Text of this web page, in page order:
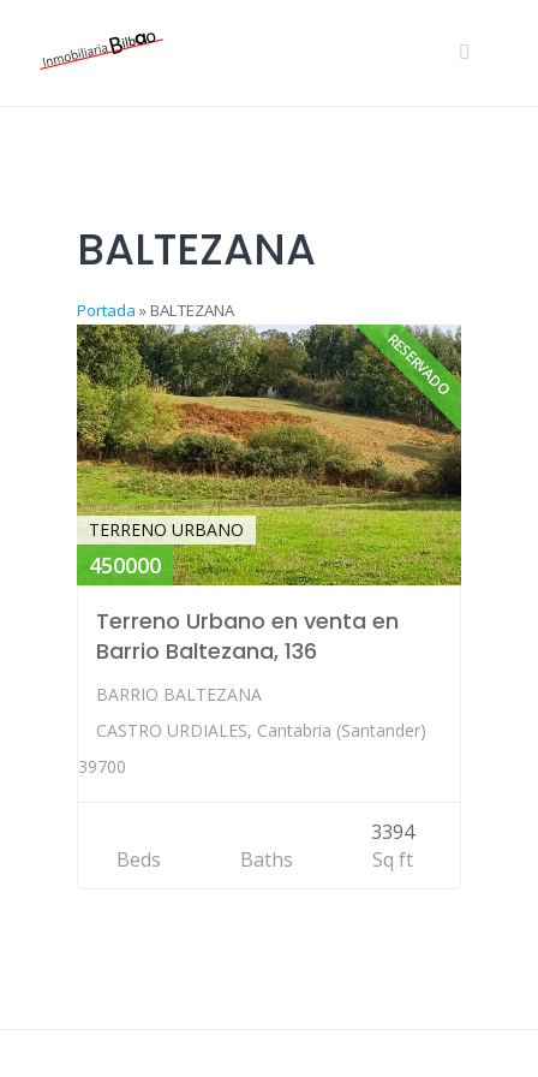
content
BALTEZANA
Portada »BALTEZANA
RESERVADO
TERRENO URBANO
450000
Terreno Urbano en venta en
Barrio Baltezana, 136
BARRIO BALTEZANA
CASTRO URDIALES, Cantabria (Santander)
39700
Beds Baths
3394
Sq ft